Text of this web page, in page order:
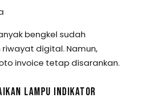
bengkel sudah
digital. Namun,
invoice tetap disarankan.
LAMPU INDIKATOR